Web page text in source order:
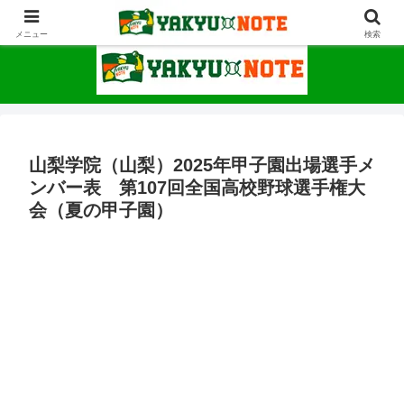
野球が上手くなるための情報サイト
山梨学院（山梨）2025年甲子園出場選手メ
ンバー表 第107回全国高校野球選手権大
会（夏の甲子園）
メニュー 検索